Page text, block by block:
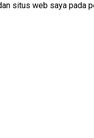
situs web saya pada